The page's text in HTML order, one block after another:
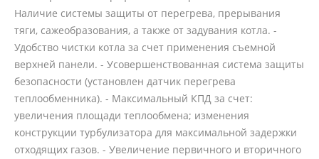
Наличие системы защиты от перегрева, прерывания
тяги, сажеобразования, а также от задувания котла. -
Удобство чистки котла за счет применения съемной
верхней панели. - Усовершенствованная система защиты
безопасности (установлен датчик перегрева
теплообменника). - Максимальный КПД за счет:
увеличения площади теплообмена; изменения
конструкции турбулизатора для максимальной задержки
отходящих газов. - Увеличение первичного и вторичного